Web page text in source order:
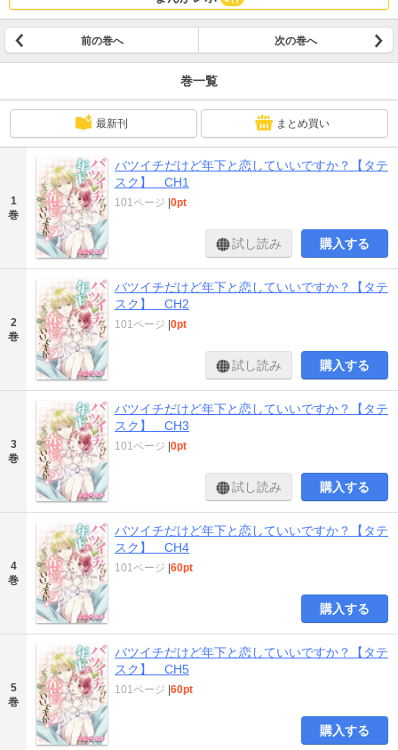
前の巻へ 次の巻へ
巻一覧
最新刊 まとめ買い
1
巻
バツイチだけど年下と恋していいですか？【タテ
スク】 CH1
101ページ |0pt
試し読み 購入する
2
巻
バツイチだけど年下と恋していいですか？【タテ
スク】 CH2
101ページ |0pt
試し読み 購入する
3
巻
バツイチだけど年下と恋していいですか？【タテ
スク】 CH3
101ページ |0pt
試し読み 購入する
4
巻
バツイチだけど年下と恋していいですか？【タテ
スク】 CH4
101ページ |60pt
購入する
5
巻
バツイチだけど年下と恋していいですか？【タテ
スク】 CH5
101ページ |60pt
購入する